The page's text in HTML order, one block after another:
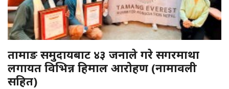
तामाङ समुदायबाट ४३ जनाले गरे सगरमाथा
लगायत विभिन्न हिमाल आरोहण (नामावली
सहित)